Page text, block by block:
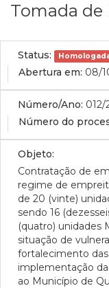
Tomada de
Status:
Abertura em: 08/
Número/Ano: 012/
Número do
Objeto:
Contratação de
regime de
de 20 (vinte)
sendo 16
(quatro) unidades
situação de
fortalecimento
implementação
ao Município de